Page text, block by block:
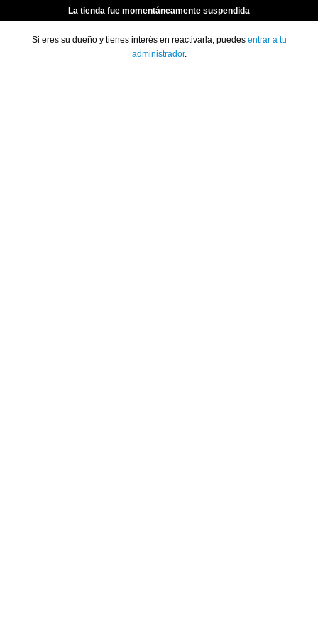
La tienda fue momentáneamente suspendida
Si eres su dueño y tienes interés en reactivarla, puedes entrar a tu
administrador.